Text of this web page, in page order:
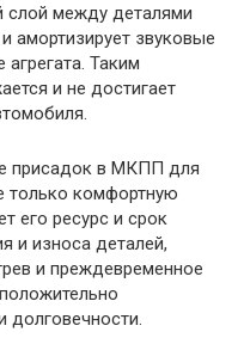
слой между деталями
амортизирует звуковые
Таким
и не достигает
присадок в МКПП для
только комфортную
его ресурс и срок
и износа деталей,
и преждевременное
долговечности.